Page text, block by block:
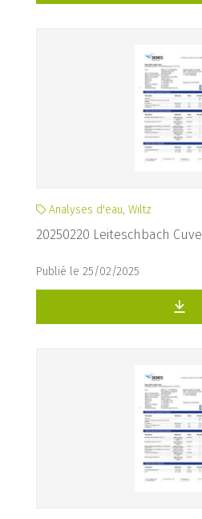
Analyses d'eau, Wiltz
20250220 Leiteschbach Cuve
Publié le 25/02/2025